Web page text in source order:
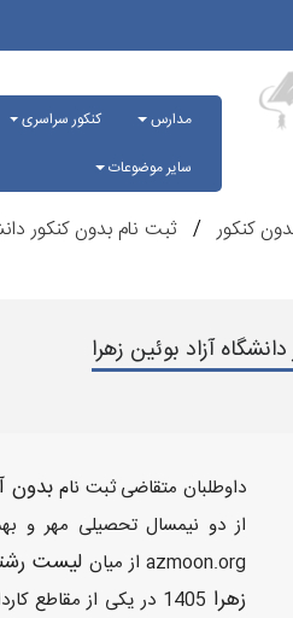
مدارس کنکور سراسری
سایر موضوعات
کنکور ثبت نام بدون کنکور
آزاد بوئین زهرا
داوطلبان متقاضی ثبت نامبدون
از دو نیمسال تحصیلی مهر و
azmoon.org از میان
لیست
زهرا 1405 در یکی از مقاطع